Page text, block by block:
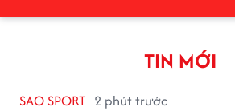
TIN MỚI
SAO SPORT 2 phút trước